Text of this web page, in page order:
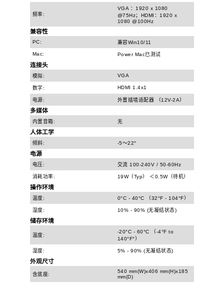
频率:
VGA ：1920 x 1080
@75Hz；HDMI：1920 x
1080 @100Hz
兼容性
PC: 兼容Win10/11
Mac: Power Mac已测试
连接头
模拟: VGA
数字: HDMI 1.4x1
电源: 外置插墙适配器 （12V-2A）
多媒体
内置音箱: 无
人体工学
倾斜: -5～22°
电源
电压: 交流 100-240V / 50-60Hz
消耗功率: 19W（Typ） ＜0.5W（待机）
操作环境
温度: 0°C - 40°C （32°F - 104°F）
湿度: 10% - 90% (无凝结状态)
储存环境
温度:
-20°C - 60°C （-4°F to
140°F°）
湿度: 5% - 90% (无凝结状态)
外观尺寸
含底座:
540 mm(W)x406 mm(H)x185
mm(D)